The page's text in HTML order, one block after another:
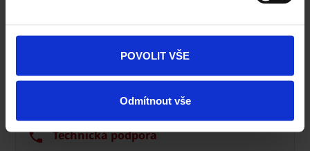
POVOLIT VŠE
Odmítnout vše
Fasáda Terca
Kalkulace fasády
Technická podpora